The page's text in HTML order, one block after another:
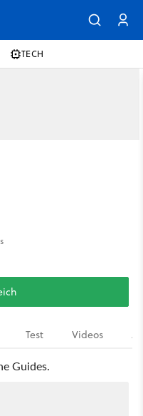
TECH
Test Videos
Guides.